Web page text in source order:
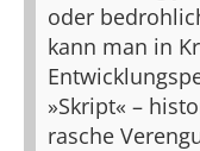
oder
kann man in
»Skript« –
rasche